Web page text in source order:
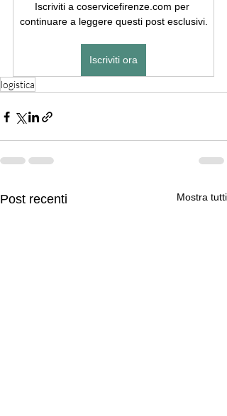
Iscriviti a coservicefirenze.com per
continuare a leggere questi post esclusivi.
Iscriviti ora
logistica
Post recenti Mostra tutti